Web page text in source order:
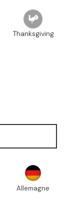
Thanksgiving
Allemagne